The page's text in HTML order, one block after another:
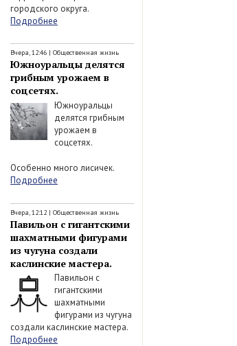
городского округа.
Подробнее
Вчера, 12:46 | Общественная жизнь
Южноуральцы делятся
грибным урожаем в
соцсетях.
Южноуральцы
делятся грибным
урожаем в
соцсетях.
Особенно много лисичек.
Подробнее
Вчера, 12:12 | Общественная жизнь
Павильон с гигантскими
шахматными фигурами
из чугуна создали
каслинские мастера.
Павильон с
гигантскими
шахматными
фигурами из чугуна
создали каслинские мастера.
Подробнее